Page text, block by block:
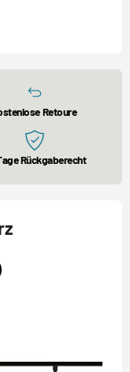
Retoure
Rückgaberecht